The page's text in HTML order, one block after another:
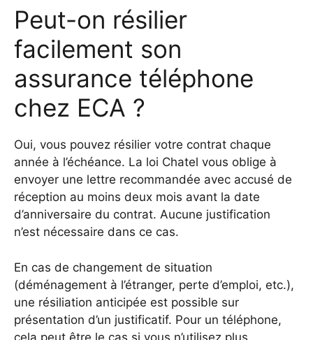
Peut-on résilier
facilement son
assurance téléphone
chez ECA ?
Oui, vous pouvez résilier votre contrat chaque
année à l’échéance. La loi Chatel vous oblige à
envoyer une lettre recommandée avec accusé de
réception au moins deux mois avant la date
d’anniversaire du contrat. Aucune justification
n’est nécessaire dans ce cas.
En cas de changement de situation
(déménagement à l’étranger, perte d’emploi, etc.),
une résiliation anticipée est possible sur
présentation d’un justificatif. Pour un téléphone,
cela peut être le cas si vous n’utilisez plus